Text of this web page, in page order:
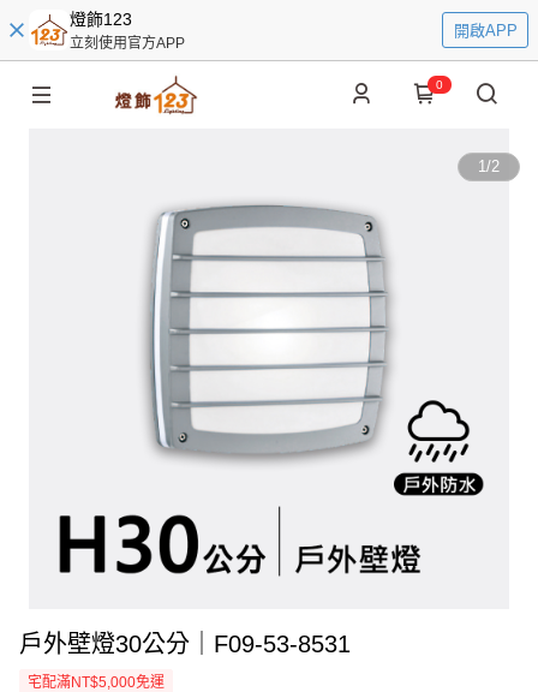
燈飾123
立刻使用官方APP
開啟APP
0
1/2
戶外壁燈30公分｜F09-53-8531
宅配滿NT$5,000免運